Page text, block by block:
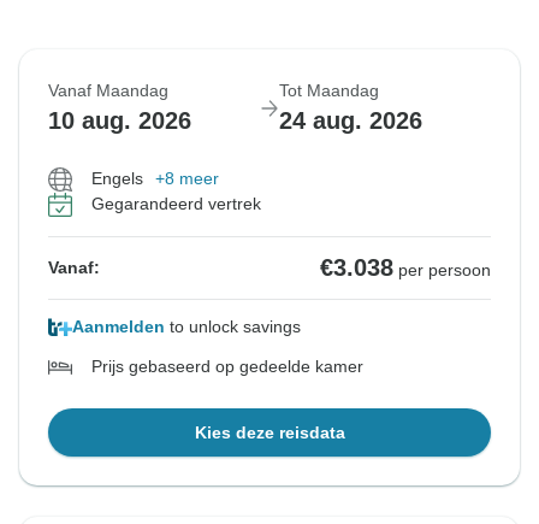
Vanaf Maandag
10 aug. 2026
Tot Maandag
24 aug. 2026
Engels
+8 meer
Gegarandeerd vertrek
Vanaf: €3.038 per persoon
Aanmelden to unlock savings
Prijs gebaseerd op gedeelde kamer
Kies deze reisdata